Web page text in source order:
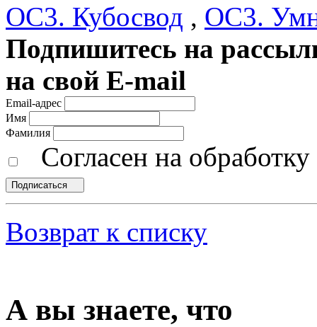
ОС3. Кубосвод , ОС3.
Подпишитесь на
на свой E-mail
Email-адрес
Имя
Фамилия
Согласен на
Подписаться
Возврат к списку
А вы знаете, что